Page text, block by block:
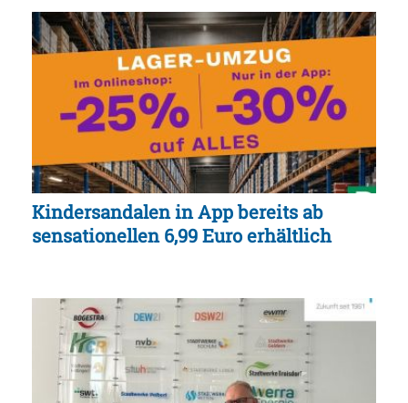
Kindersandalen in App bereits ab
sensationellen 6,99 Euro erhältlich